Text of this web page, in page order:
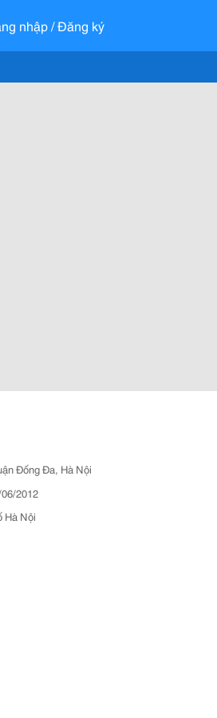
nhập / Đăng ký
Đống Đa, Hà Nội
2012
Hà Nội